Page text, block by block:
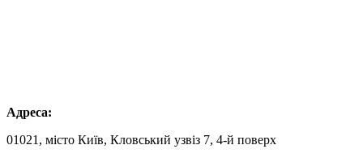
Адреса:
01021, місто Київ, Кловський узвіз 7, 4-й поверх